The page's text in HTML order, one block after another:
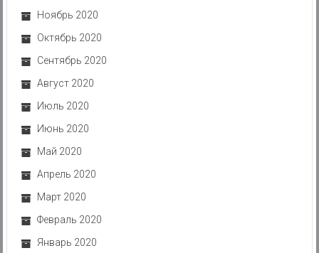
Ноябрь 2020
Октябрь 2020
Сентябрь 2020
Август 2020
Июль 2020
Июнь 2020
Май 2020
Апрель 2020
Март 2020
Февраль 2020
Январь 2020